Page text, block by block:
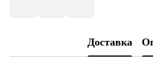
Доставка